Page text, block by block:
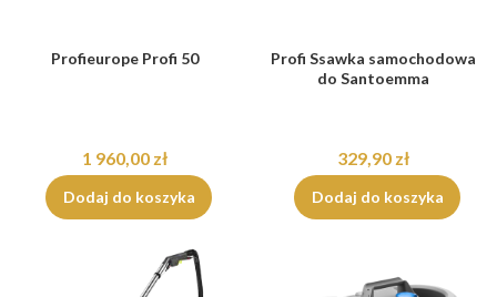
Profieurope Profi 50
1 960,00 zł
Dodaj do koszyka
Profi Ssawka samochodowa
do Santoemma
329,90 zł
Dodaj do koszyka